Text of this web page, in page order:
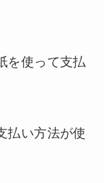
を使って支払
払い方法が使